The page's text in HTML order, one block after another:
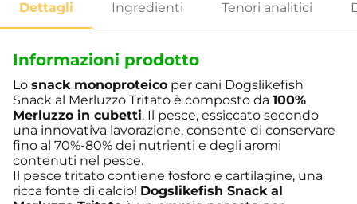
Informazioni prodotto
Lo snack monoproteico per cani Dogslikefish
Snack al Merluzzo Tritato è composto da 100%
Merluzzo in cubetti. Il pesce, essiccato secondo
una innovativa lavorazione, consente di conservare
fino al 70%-80% dei nutrienti e degli aromi
contenuti nel pesce.
Il pesce tritato contiene fosforo e cartilagine, una
ricca fonte di calcio! Dogslikefish Snack al